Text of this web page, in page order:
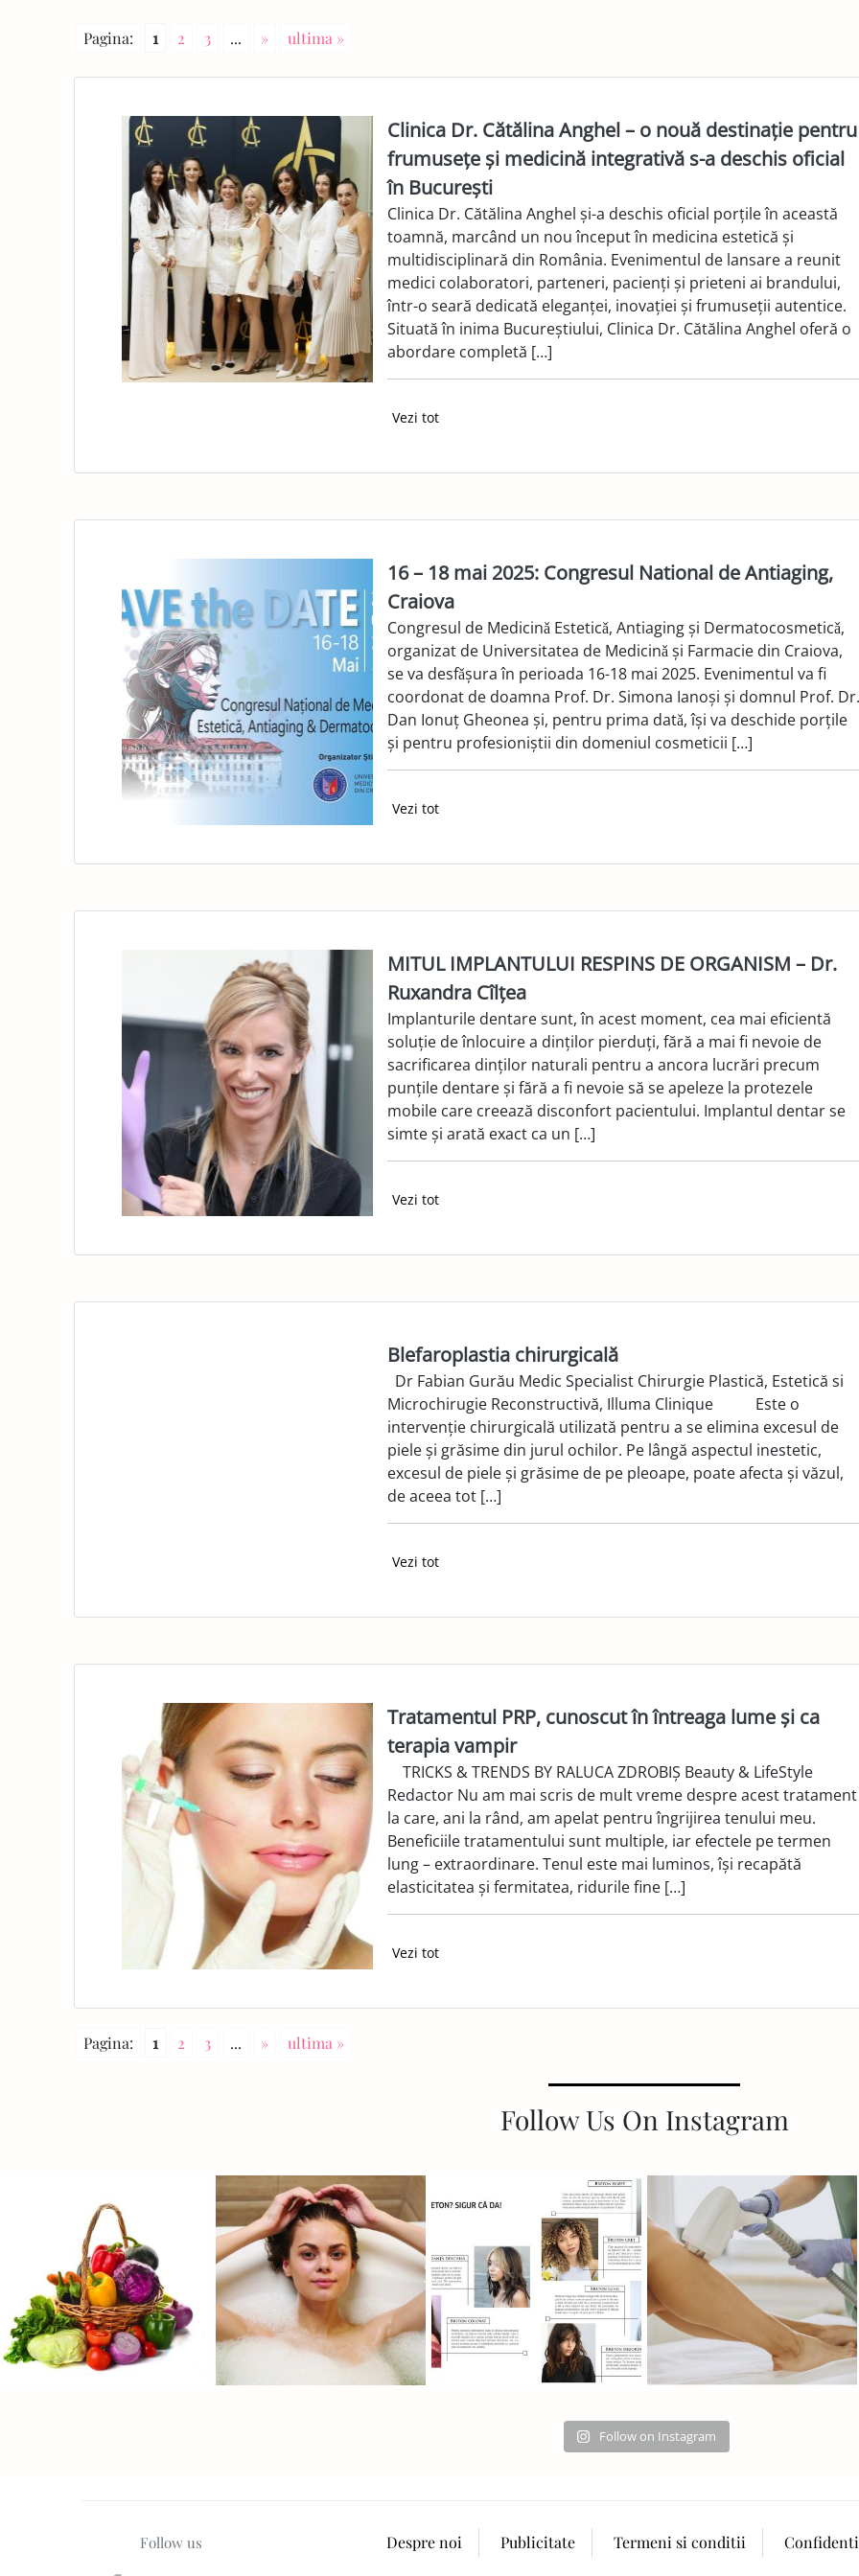
E
Pagina: 1 2 3 ... » ultima »
Clinica Dr. Cătălina Anghel – o nouă destinație pentru
frumusețe și medicină integrativă s-a deschis oficial
în București
Clinica Dr. Cătălina Anghel și-a deschis oficial porțile în această
toamnă, marcând un nou început în medicina estetică și
multidisciplinară din România. Evenimentul de lansare a reunit
medici colaboratori, parteneri, pacienți și prieteni ai brandului,
într-o seară dedicată eleganței, inovației și frumuseții autentice.
Situată în inima Bucureștiului, Clinica Dr. Cătălina Anghel oferă o
abordare completă […]
Vezi tot
16 – 18 mai 2025: Congresul National de Antiaging,
Craiova
Congresul de Medicinǎ Esteticǎ, Antiaging și Dermatocosmeticǎ,
organizat de Universitatea de Medicinǎ și Farmacie din Craiova,
se va desfǎșura în perioada 16-18 mai 2025. Evenimentul va fi
coordonat de doamna Prof. Dr. Simona Ianoși și domnul Prof. Dr.
Dan Ionuț Gheonea și, pentru prima datǎ, își va deschide porțile
și pentru profesioniștii din domeniul cosmeticii […]
Vezi tot
MITUL IMPLANTULUI RESPINS DE ORGANISM – Dr.
Ruxandra Cîlțea
Implanturile dentare sunt, în acest moment, cea mai eficientă
soluție de înlocuire a dinților pierduți, fără a mai fi nevoie de
sacrificarea dinților naturali pentru a ancora lucrări precum
punțile dentare și fără a fi nevoie să se apeleze la protezele
mobile care creează disconfort pacientului. Implantul dentar se
simte și arată exact ca un […]
Vezi tot
Blefaroplastia chirurgicală
Dr Fabian Gurău Medic Specialist Chirurgie Plastică, Estetică si
Microchirugie Reconstructivă, Illuma Clinique Este o
intervenție chirurgicală utilizată pentru a se elimina excesul de
piele și grăsime din jurul ochilor. Pe lângă aspectul inestetic,
excesul de piele și grăsime de pe pleoape, poate afecta și văzul,
de aceea tot […]
Vezi tot
Tratamentul PRP, cunoscut în întreaga lume și ca
terapia vampir
TRICKS & TRENDS BY RALUCA ZDROBIȘ Beauty & LifeStyle
Redactor Nu am mai scris de mult vreme despre acest tratament
la care, ani la rând, am apelat pentru îngrijirea tenului meu.
Beneficiile tratamentului sunt multiple, iar efectele pe termen
lung – extraordinare. Tenul este mai luminos, își recapătă
elasticitatea și fermitatea, ridurile fine […]
Vezi tot
Pagina: 1 2 3 ... » ultima »
Follow Us On Instagram
Follow on Instagram
Follow us Despre noi Publicitate Termeni si conditii